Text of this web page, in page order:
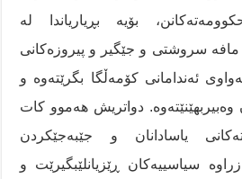
بۆیە بڕیاریاندا لە
مافە سروشتی و جێگیر و پیروزەکانی
ئەندامانی کۆمەڵگا بگرێتەوە و
وەبیربهێنێتەوە. دواتریش هەموو کات
یاسادانان و جێبەجێکردن
سیاسییەکان ڕێزیانلێبگیرێت و